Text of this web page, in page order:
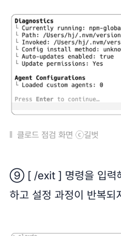
클로드 점검 화면 ⓒ길벗
⑨ [ /exit ] 명령을 입력
하고 설정 과정이 반복되